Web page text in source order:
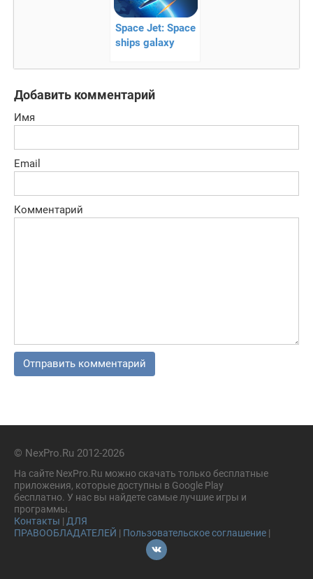
Space Jet: Space
ships galaxy
космические
онлайн
сражения
Добавить комментарий
Имя
Email
Комментарий
© NexPro.Ru 2012-2026
На сайте NexPro.Ru можно скачать только бесплатные
приложения, которые доступны в Google Play
бесплатно. У нас вы найдете самые лучшие игры и
программы.
Контакты | ДЛЯ
ПРАВООБЛАДАТЕЛЕЙ | Пользовательское соглашение |